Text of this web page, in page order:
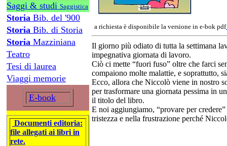
Saggi & studi Saggistica
Storia Bib. del '900
Storia Bib. di Storia
Storia Mazziniana
Teatro
Tesi di laurea
Viaggi memorie
E-book
Documenti editoria:
file allegati ai libri in
rete.
a richiesta è disponibile la versione in e-bok pdf
Il giorno più odiato di tutta la settimana
impegnativa giornata di lavoro.
Ciò ci mette “fuori fuso” oltre che farci
compaiono molte malattie, e soprattutto,
Ecco, allora che Niccolò viene in nostro
per trasformare una giornata pessima in
il titolo del libro.
E noi aggiungiamo, “provare per
tristezza e nella frustrazione perché